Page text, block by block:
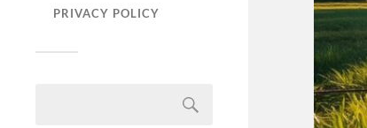
PRIVACY POLICY